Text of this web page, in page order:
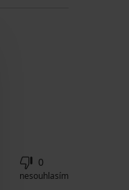
0
nesouhlasím